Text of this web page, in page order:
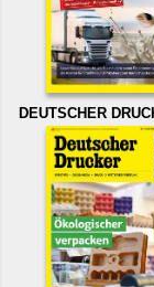
DEUTSCHER